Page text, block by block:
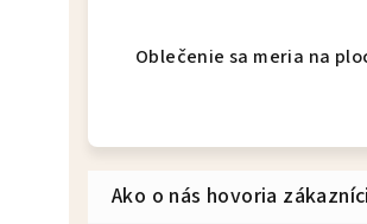
Oblečenie sa meria na